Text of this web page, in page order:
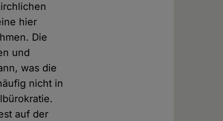
hier
Die
und
was die
nicht in
auf der